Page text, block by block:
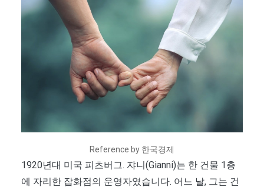
Reference by 한국경제
1920년대 미국 피츠버그. 쟈니(Gianni)는 한 건물 1층
에 자리한 잡화점의 운영자였습니다. 어느 날, 그는 건